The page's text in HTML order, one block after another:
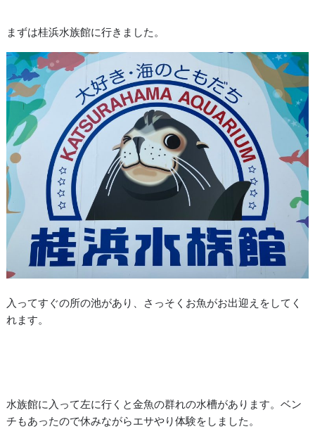
まずは桂浜水族館に行きました。
入ってすぐの所の池があり、さっそくお魚がお出迎えをしてく
れます。
水族館に入って左に行くと金魚の群れの水槽があります。ベン
チもあったので休みながらエサやり体験をしました。